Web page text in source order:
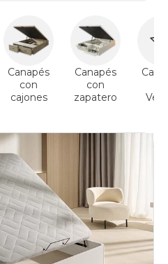
Canapés
con
cajones
Canapés
con
zapatero